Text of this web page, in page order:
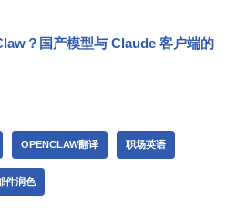
？国产模型与 Claude 客户端的
OPENCLAW翻译 职场英语
件润色